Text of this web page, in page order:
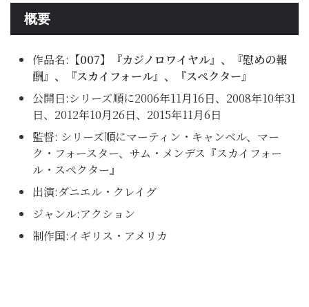
概要
作品名: 【007】『カジノロワイヤル』、『慰めの報
酬』、『スカイフォール』、『スペクター』
公開日:シリーズ順に2006年11月16日、2008年10年31
日、2012年10月26日、2015年11月6日
監督: シリーズ順にマーティン・キャンベル、マー
ク・フォースター、サム・メンデス『スカイフォー
ル・スペクター』
出演:ダニエル・クレイグ
ジャンル:アクション
制作国:イギリス・アメリカ